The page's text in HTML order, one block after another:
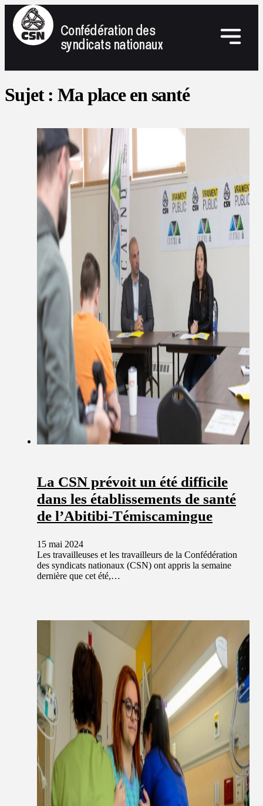
Confédération des
syndicats nationaux
Sujet :Ma place en santé
La CSN prévoit un été difficile
dans les établissements de santé
de l’Abitibi-Témiscamingue
15 mai 2024
Les travailleuses et les travailleurs de la Confédération
des syndicats nationaux (CSN) ont appris la semaine
dernière que cet été,…